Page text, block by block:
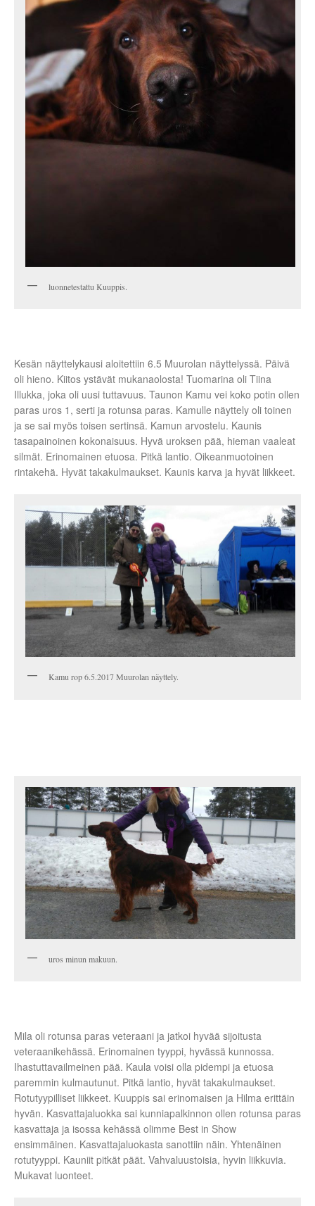
luonnetestattu Kuuppis.
Kesän näyttelykausi aloitettiin 6.5 Muurolan näyttelyssä. Päivä
oli hieno. Kiitos ystävät mukanaolosta! Tuomarina oli Tiina
Illukka, joka oli uusi tuttavuus. Taunon Kamu vei koko potin ollen
paras uros 1, serti ja rotunsa paras. Kamulle näyttely oli toinen
ja se sai myös toisen sertinsä. Kamun arvostelu. Kaunis
tasapainoinen kokonaisuus. Hyvä uroksen pää, hieman vaaleat
silmät. Erinomainen etuosa. Pitkä lantio. Oikeanmuotoinen
rintakehä. Hyvät takakulmaukset. Kaunis karva ja hyvät liikkeet.
Kamu rop 6.5.2017 Muurolan näyttely.
uros minun makuun.
Mila oli rotunsa paras veteraani ja jatkoi hyvää sijoitusta
veteraanikehässä. Erinomainen tyyppi, hyvässä kunnossa.
Ihastuttavailmeinen pää. Kaula voisi olla pidempi ja etuosa
paremmin kulmautunut. Pitkä lantio, hyvät takakulmaukset.
Rotutyypilliset liikkeet. Kuuppis sai erinomaisen ja Hilma erittäin
hyvän. Kasvattajaluokka sai kunniapalkinnon ollen rotunsa paras
kasvattaja ja isossa kehässä olimme Best in Show
ensimmäinen. Kasvattajaluokasta sanottiin näin. Yhtenäinen
rotutyyppi. Kauniit pitkät päät. Vahvaluustoisia, hyvin liikkuvia.
Mukavat luonteet.